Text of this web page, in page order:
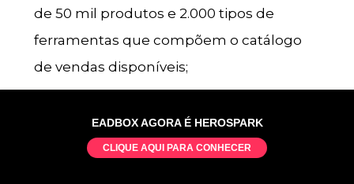
EADBOX AGORA É HEROSPARK
CLIQUE AQUI PARA CONHECER
de 50 mil produtos e 2.000 tipos de
ferramentas que compõem o catálogo
de vendas disponíveis;
Ela investe em treinamentos não apenas